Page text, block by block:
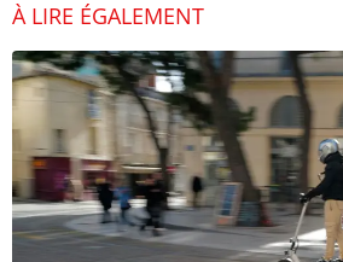
À LIRE ÉGALEMENT